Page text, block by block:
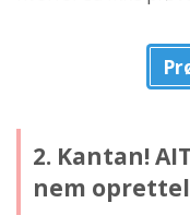
2. Kantan!
nem